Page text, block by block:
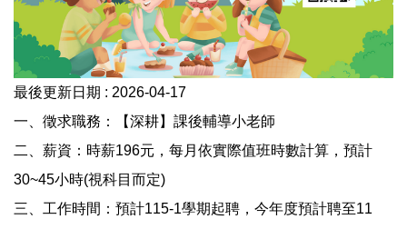
最後更新日期 : 2026-04-17
一、徵求職務：【深耕】課後輔導小老師
二、薪資：時薪196元，每月依實際值班時數計算，預計
30~45小時(視科目而定)
三、工作時間：預計115-1學期起聘，今年度預計聘至11